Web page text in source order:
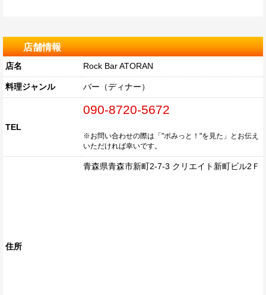
店舗情報
店名 Rock Bar ATORAN
料理ジャンル バー（ディナー）
TEL
090-8720-5672
※お問い合わせの際は「"ポみっと！"を見た」とお伝え
いただければ幸いです。
住所
青森県青森市新町2-7-3 クリエイト新町ビル2Ｆ